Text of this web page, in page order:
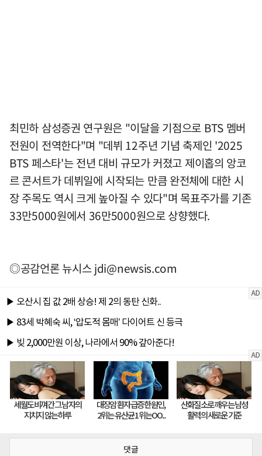
최민하 삼성증권 연구원은 "이달을 기점으로 BTS 멤버
전원이 전역한다"며 "데뷔 12주년 기념 축제인 '2025
BTS 페스타'는 전년 대비 규모가 커졌고 제이홉의 앙코
르 콘서트가 데뷔일에 시작되는 만큼 완전체에 대한 시
장 주목도 역시 크게 높아질 수 있다"며 목표주가를 기존
33만5000원에서 36만5000원으로 상향했다.
◎공감언론 뉴시스jdi@newsis.com
댓글